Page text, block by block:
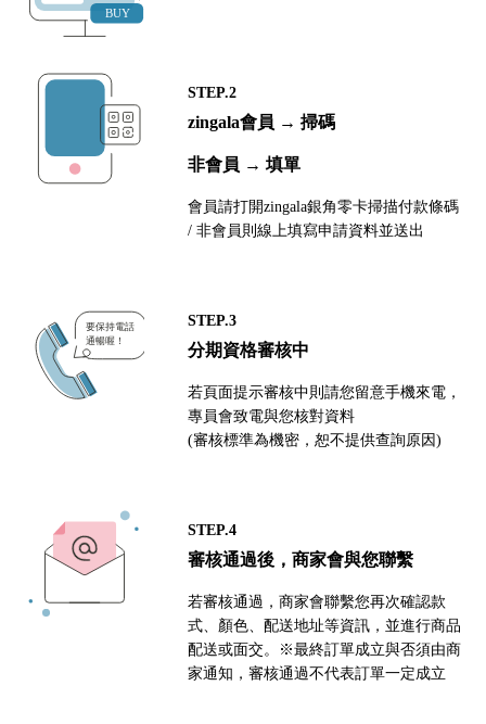
STEP.2
zingala會員 → 掃碼
非會員 → 填單
會員請打開zingala銀角零卡掃描付款條碼
/ 非會員則線上填寫申請資料並送出
STEP.3
分期資格審核中
若頁面提示審核中則請您留意手機來電，
專員會致電與您核對資料
(審核標準為機密，恕不提供查詢原因)
STEP.4
審核通過後，商家會與您聯繫
若審核通過，商家會聯繫您再次確認款
式、顏色、配送地址等資訊，並進行商品
配送或面交。※最終訂單成立與否須由商
家通知，審核通過不代表訂單一定成立